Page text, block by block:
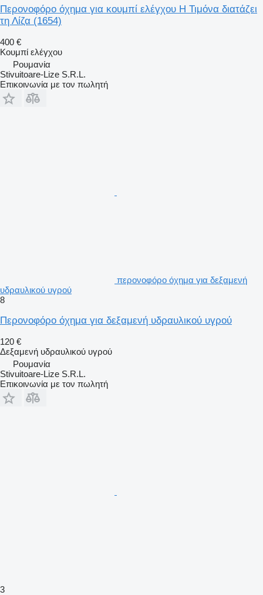
Περονοφόρο όχημα για κουμπί ελέγχου Η Τιμόνα διατάζει
τη Λίζα (1654)
400 €
Κουμπί ελέγχου
Ρουμανία
Stivuitoare-Lize S.R.L.
Επικοινωνία με τον πωλητή
περονοφόρο όχημα για δεξαμενή
υδραυλικού υγρού
8
Περονοφόρο όχημα για δεξαμενή υδραυλικού υγρού
120 €
Δεξαμενή υδραυλικού υγρού
Ρουμανία
Stivuitoare-Lize S.R.L.
Επικοινωνία με τον πωλητή
3